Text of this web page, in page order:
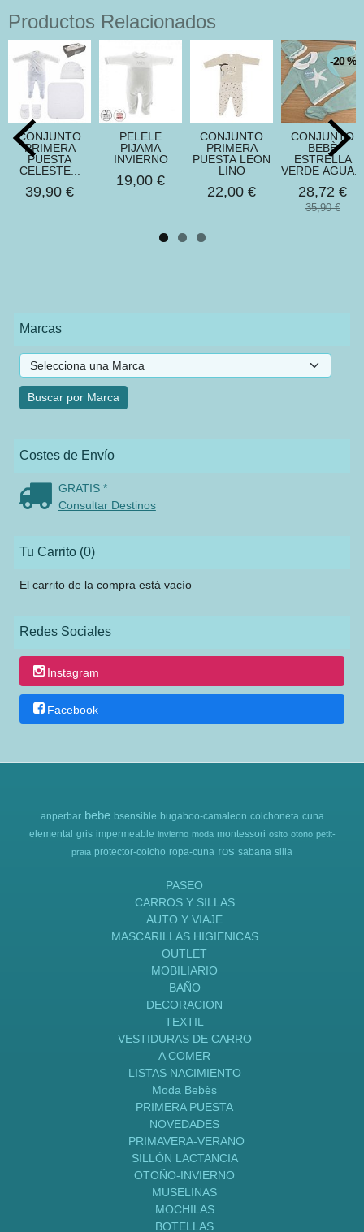
Marcas
Costes de Envío
GRATIS *
Consultar Destinos
Tu Carrito (0)
El carrito de la compra está vacío
Redes Sociales
Instagram
Facebook
Productos Relacionados
CONJUNTO
PRIMERA
PUESTA
CELESTE...
39,90 €
PELELE
PIJAMA
INVIERNO
19,00 €
CONJUNTO
PRIMERA
PUESTA LEON
LINO
22,00 €
-20 %
CONJUNTO
BEBÈ
ESTRELLA
VERDE AGUA...
28,72 €
35,90 €
anperbar bebe bsensible bugaboo-camaleon colchoneta cuna
elemental gris impermeable invierno moda montessori osito otono petit-
praia protector-colcho ropa-cuna ros sabana silla
PASEO
CARROS Y SILLAS
AUTO Y VIAJE
MASCARILLAS HIGIENICAS
OUTLET
MOBILIARIO
BAÑO
DECORACION
TEXTIL
VESTIDURAS DE CARRO
A COMER
LISTAS NACIMIENTO
Moda Bebès
PRIMERA PUESTA
NOVEDADES
PRIMAVERA-VERANO
SILLÒN LACTANCIA
OTOÑO-INVIERNO
MUSELINAS
MOCHILAS
BOTELLAS